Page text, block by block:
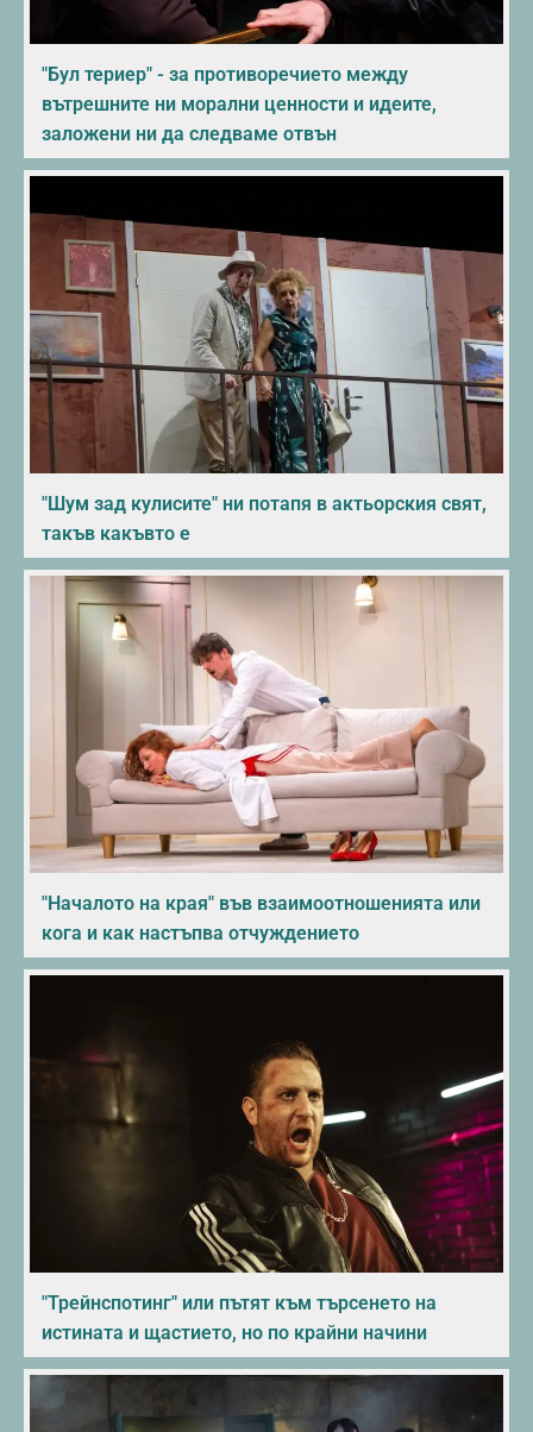
"Бул териер" - за противоречието между
вътрешните ни морални ценности и идеите,
заложени ни да следваме отвън
"Шум зад кулисите" ни потапя в актьорския свят,
такъв какъвто е
"Началото на края" във взаимоотношенията или
кога и как настъпва отчуждението
"Трейнспотинг" или пътят към търсенето на
истината и щастието, но по крайни начини